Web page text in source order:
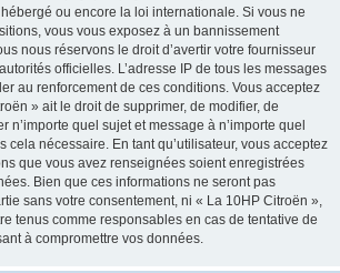
ou encore la loi internationale. Si vous ne
vous vous exposez à un bannissement
nous réservons le droit d’avertir votre fournisseur
officielles. L’adresse IP de tous les messages
au renforcement de ces conditions. Vous acceptez
» ait le droit de supprimer, de modifier, de
n’importe quel sujet et message à n’importe quel
cela nécessaire. En tant qu’utilisateur, vous acceptez
que vous avez renseignées soient enregistrées
Bien que ces informations ne seront pas
sans votre consentement, ni « La 10HP Citroën »,
tenus comme responsables en cas de tentative de
à compromettre vos données.